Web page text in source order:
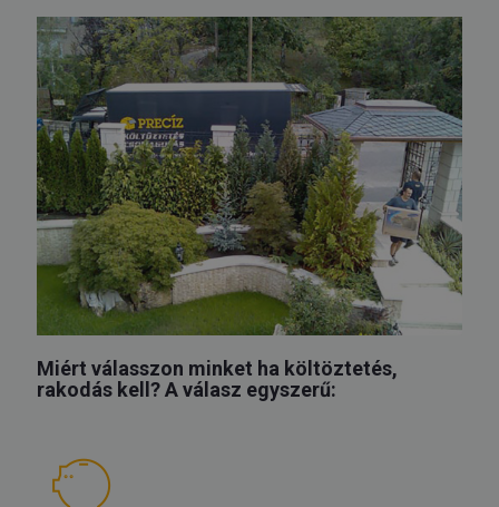
Miért válasszon minket ha költöztetés,
rakodás kell? A válasz egyszerű: